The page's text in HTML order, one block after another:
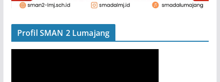
Profil SMAN 2 Lumajang